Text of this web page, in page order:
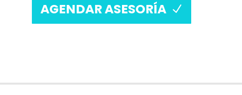
AGENDAR ASESORÍA